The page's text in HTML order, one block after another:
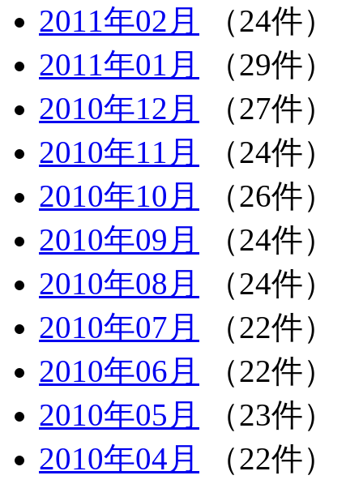
2011年02月
（24件）
2011年01月
（29件）
2010年12月
（27件）
2010年11月
（24件）
2010年10月
（26件）
2010年09月
（24件）
2010年08月
（24件）
2010年07月
（22件）
2010年06月
（22件）
2010年05月
（23件）
2010年04月
（22件）